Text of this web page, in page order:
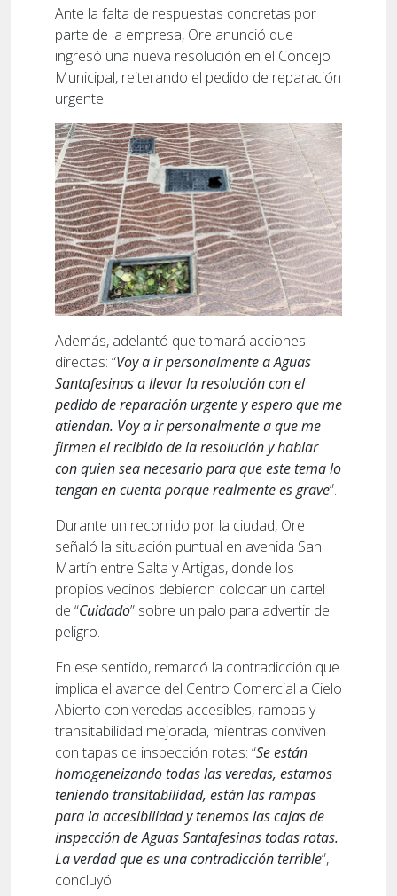
Ante la falta de respuestas concretas por
parte de la empresa, Ore anunció que
ingresó una nueva resolución en el Concejo
Municipal, reiterando el pedido de reparación
urgente.
Además, adelantó que tomará acciones
directas: “Voy a ir personalmente a Aguas
Santafesinas a llevar la resolución con el
pedido de reparación urgente y espero que me
atiendan. Voy a ir personalmente a que me
firmen el recibido de la resolución y hablar
con quien sea necesario para que este tema lo
tengan en cuenta porque realmente es grave”.
Durante un recorrido por la ciudad, Ore
señaló la situación puntual en avenida San
Martín entre Salta y Artigas, donde los
propios vecinos debieron colocar un cartel
de “Cuidado” sobre un palo para advertir del
peligro.
En ese sentido, remarcó la contradicción que
implica el avance del Centro Comercial a Cielo
Abierto con veredas accesibles, rampas y
transitabilidad mejorada, mientras conviven
con tapas de inspección rotas: “Se están
homogeneizando todas las veredas, estamos
teniendo transitabilidad, están las rampas
para la accesibilidad y tenemos las cajas de
inspección de Aguas Santafesinas todas rotas.
La verdad que es una contradicción terrible”,
concluyó.